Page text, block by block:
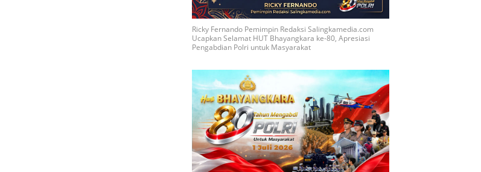
Ricky Fernando Pemimpin Redaksi Salingkamedia.com
Ucapkan Selamat HUT Bhayangkara ke-80, Apresiasi
Pengabdian Polri untuk Masyarakat